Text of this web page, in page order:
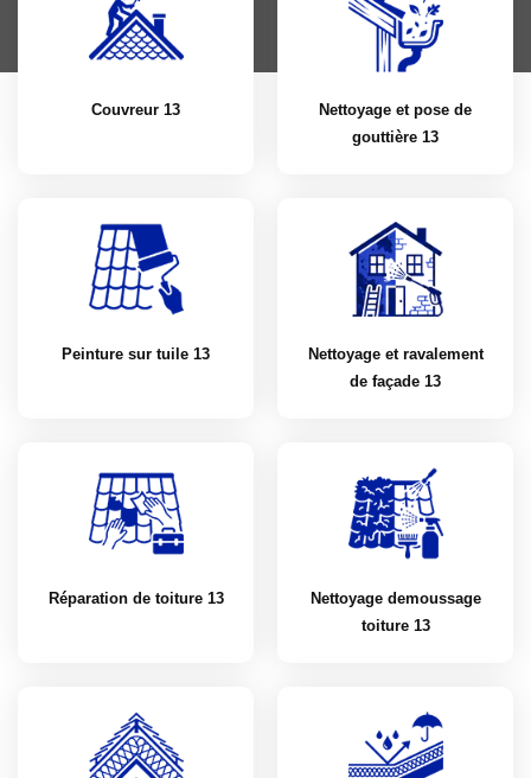
Couvreur 13
Nettoyage et pose de
gouttière 13
Peinture sur tuile 13
Nettoyage et ravalement
de façade 13
Réparation de toiture 13
Nettoyage demoussage
toiture 13